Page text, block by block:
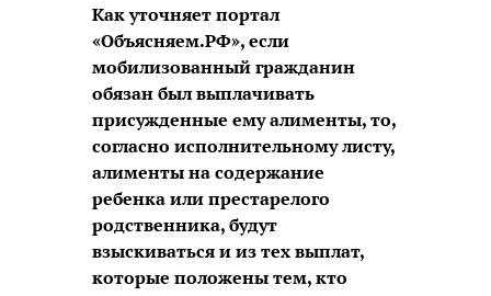
Как уточняет портал
«Объясняем.РФ», если
мобилизованный гражданин
обязан был выплачивать
присужденные ему алименты, то,
согласно исполнительному листу,
алименты на содержание
ребенка или престарелого
родственника, будут
взыскиваться и из тех выплат,
которые положены тем, кто